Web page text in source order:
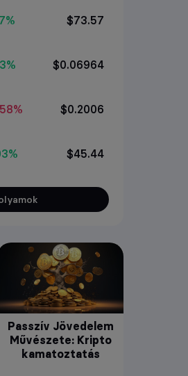
$73.57
$0.06964
$0.2006
$45.44
Passzív Jövedelem
Művészete: Kripto
kamatoztatás